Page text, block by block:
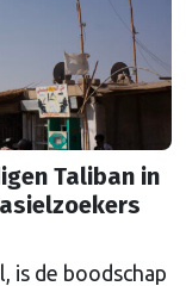
Taliban in
is de boodschap